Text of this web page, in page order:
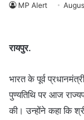
MP Alert
रायपुर.
भारत के पूर्व
पुण्यतिथि पर आज
की। उन्होंने कहा कि